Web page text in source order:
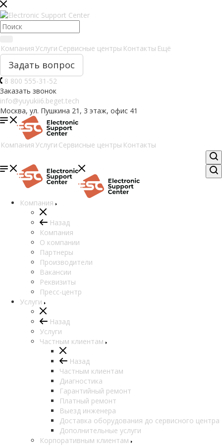
Компания Услуги Сервисные центры Контакты Ещё
Задать вопрос
8 800 555-31-52
Заказать звонок
info@yuyukii6.beget.tech
Москва, ул. Пушкина 21, 3 этаж, офис 41
Компания Услуги Сервисные центры Контакты
Компания
Назад
Компания
О компании
Партнеры
Производители
Вакансии
Реквизиты
Пресс-центр
Услуги
Назад
Услуги
Частным клиентам
Назад
Частным клиентам
Диагностика
Гарантийный ремонт
Платный ремонт
Выезд инженера
Доставка оборудования до сервисного центра
Дополнительные услуги
Корпоративным клиентам